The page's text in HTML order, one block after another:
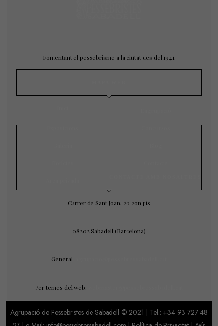
Fomentant el pessebrisme a la ciutat des del 1941.
Exposicions Concursos
Carrer de Sant Joan, 20 2on pis
08202 Sabadell (Barcelona)
General:
Per temes del web:
Agrupació de Pessebristes de Sabadell © 2021 | Tel.: +34 93 727 48